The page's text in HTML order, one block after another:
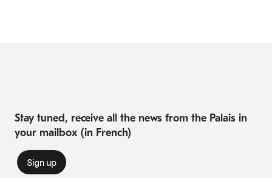
Stay tuned, receive all the news from the Palais in
your mailbox (in French)